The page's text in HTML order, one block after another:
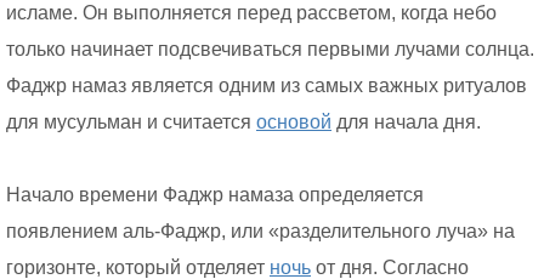
исламе. Он выполняется перед рассветом, когда небо
только начинает подсвечиваться первыми лучами солнца.
Фаджр намаз является одним из самых важных ритуалов
для мусульман и считается основой для начала дня.
Начало времени Фаджр намаза определяется
появлением аль-Фаджр, или «разделительного луча» на
горизонте, который отделяет ночь от дня. Согласно